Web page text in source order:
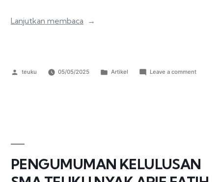
Lanjutkan membaca
teuku 05/05/2025 Artikel Leave a comment
PENGUMUMAN KELULUSAN